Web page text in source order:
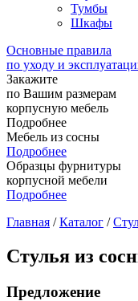
Тумбы
Шкафы
Основные правила
по уходу и
Закажите
по Вашим размерам
корпусную мебель
Подробнее
Мебель из сосны
Подробнее
Образцы фурнитуры
корпусной мебели
Подробнее
Главная /Каталог /
Стулья из
Предложение